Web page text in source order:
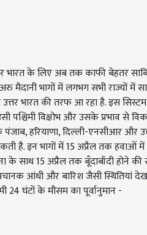
भारत के लिए अब तक काफी बेहतर
मैदानी भागों में लगभग सभी राज्यों में
भारत की तरफ आ रहा है. इस
पश्चिमी विक्षोभ और उसके प्रभाव से
हरियाणा, दिल्ली-एनसीआर और
है. इन भागों में 15 अप्रैल तक हवाओं
साथ 15 अप्रैल तक बूँदाबाँदी होने की
आंधी और बारिश जैसी स्थितियां
घंटों के मौसम का पूर्वानुमान -